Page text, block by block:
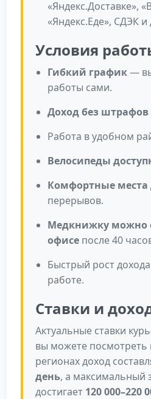
«Яндекс.Доставке»,
«Яндекс.Еде», СДЭК и
Условия
Гибкий график—
работы сами.
Доход без штрафов
Работа в удобном
Велосипеды
Комфортные места
перерывов.
Медкнижку можно
офисе после 40
Быстрый рост
работе.
Ставки и
Актуальные ставки
вы можете
регионах доход
день, а максимальный
достигает 120 000–220